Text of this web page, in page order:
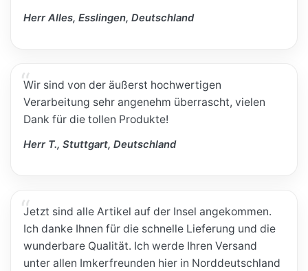
Herr Alles, Esslingen, Deutschland
Wir sind von der äußerst hochwertigen
Verarbeitung sehr angenehm überrascht, vielen
Dank für die tollen Produkte!
Herr T., Stuttgart, Deutschland
Jetzt sind alle Artikel auf der Insel angekommen.
Ich danke Ihnen für die schnelle Lieferung und die
wunderbare Qualität. Ich werde Ihren Versand
unter allen Imkerfreunden hier in Norddeutschland